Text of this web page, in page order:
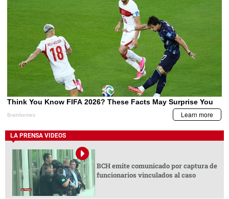
LA PRENSA VIDEOS
BCH emite comunicado por captura de
funcionarios vinculados al caso